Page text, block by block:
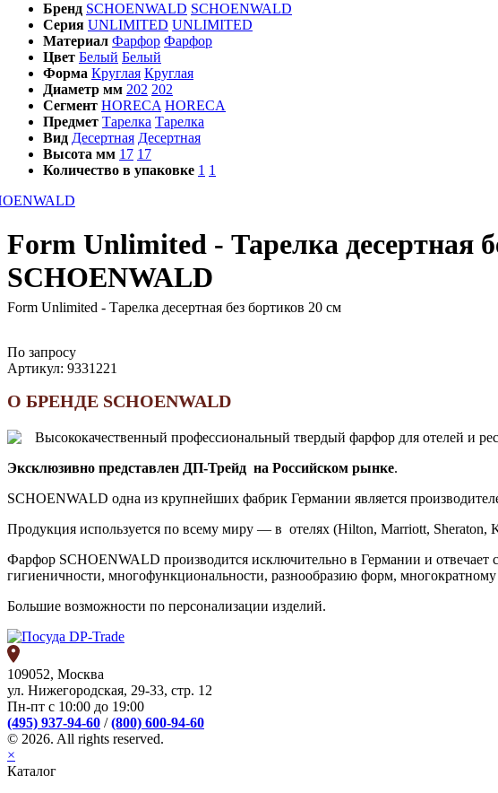
Бренд SCHOENWALD SCHOENWALD
Серия UNLIMITED UNLIMITED
Материал Фарфор Фарфор
Цвет Белый Белый
Форма Круглая Круглая
Диаметр мм 202 202
Сегмент HORECA HORECA
Предмет Тарелка Тарелка
Вид Десертная Десертная
Высота мм 17 17
Количество в упаковке 1 1
Form Unlimited - Тарелка десертная
SCHOENWALD
Form Unlimited - Тарелка десертная без бортиков 20 см
По запросу
Артикул: 9331221
О БРЕНДЕ SCHOENWALD
Высококачественный профессиональный твердый фарфор для отелей и
Эксклюзивно представлен ДП-Трейд на Российском рынке.
SCHOENWALD одна из крупнейших фабрик Германии является
Продукция используется по всему миру — в отелях (Hilton, Marriott, Sheraton,
Фарфор SCHOENWALD производится исключительно в Германии и
гигиеничности, многофункциональности, разнообразию форм,
Большие возможности по персонализации изделий.
109052, Москва
ул. Нижегородская, 29-33, стр. 12
Пн-пт с 10:00 до 19:00
(495) 937-94-60 /(800) 600-94-60
© 2026. All rights reserved.
×
Каталог